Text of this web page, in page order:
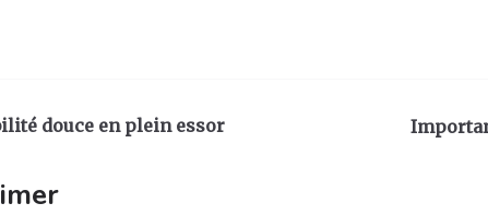
douce en plein essor